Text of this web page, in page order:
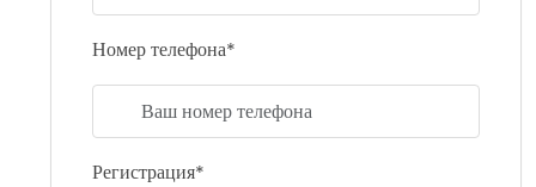
Номер телефона*
Регистрация*